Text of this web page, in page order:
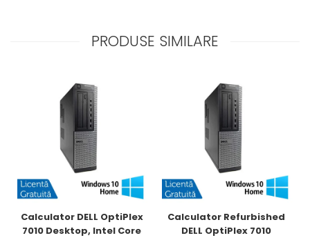
PRODUSE SIMILARE
Calculator DELL OptiPlex
7010 Desktop, Intel Core
Calculator Refurbished
DELL OptiPlex 7010